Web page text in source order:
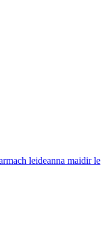
leideanna maidir le